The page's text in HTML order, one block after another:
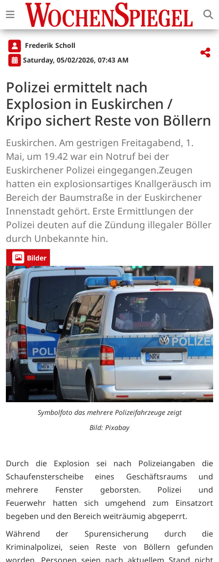
Frederik Scholl
Saturday, 05/02/2026, 07:43 AM
Polizei ermittelt nach
Explosion in Euskirchen /
Kripo sichert Reste von Böllern
Euskirchen. Am gestrigen Freitagabend, 1.
Mai, um 19.42 war ein Notruf bei der
Euskirchener Polizei eingegangen.Zeugen
hatten ein explosionsartiges Knallgeräusch im
Bereich der Baumstraße in der Euskirchener
Innenstadt gehört. Erste Ermittlungen der
Polizei deuten auf die Zündung illegaler Böller
durch Unbekannte hin.
Bilder
Symbolfoto das mehrere Polizeifahrzeuge zeigt
Bild: Pixabay
Durch die Explosion sei nach Polizeiangaben die
Schaufensterscheibe eines Geschäftsraums und
mehrere Fenster geborsten. Polizei und
Feuerwehr hatten sich umgehend zum Einsatzort
begeben und den Bereich weiträumig abgeperrt.
Während der Spurensicherung durch die
Kriminalpolizei, seien Reste von Böllern gefunden